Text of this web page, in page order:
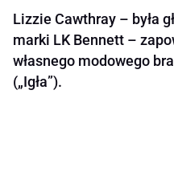
Lizzie Cawthray – była
marki LK Bennett –
własnego modowego
(„Igła”).